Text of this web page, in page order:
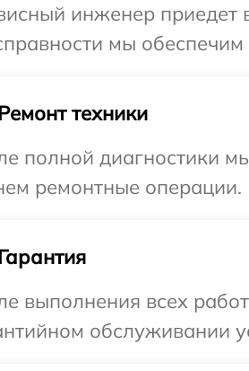
инженер приедет
мы
техники
полной диагностики
ремонтные операции.
выполнения всех
обслуживании